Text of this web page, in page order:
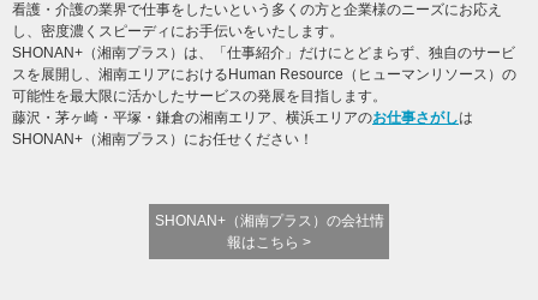
看護・介護の業界で仕事をしたいという多くの方と企業様のニーズにお応え
し、密度濃くスピーディにお手伝いをいたします。
SHONAN+（湘南プラス）は、「仕事紹介」だけにとどまらず、独自のサービ
スを展開し、湘南エリアにおけるHuman Resource（ヒューマンリソース）の
可能性を最大限に活かしたサービスの発展を目指します。
藤沢・茅ヶ崎・平塚・鎌倉の湘南エリア、横浜エリアのお仕事さがしは
SHONAN+（湘南プラス）にお任せください！
SHONAN+（湘南プラス）の会社情
報はこちら >